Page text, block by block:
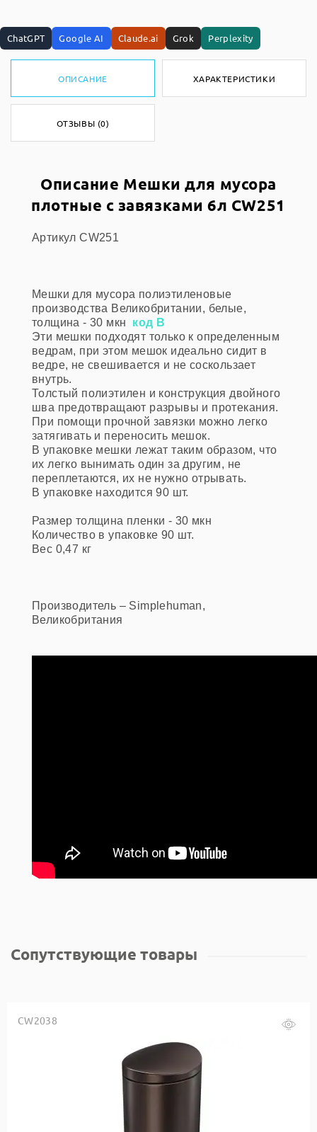
ChatGPT Google AI Claude.ai Grok Perplexity
ОПИСАНИЕ ХАРАКТЕРИСТИКИ
ОТЗЫВЫ (0)
Описание Мешки для мусора
плотные с завязками 6л CW251
Артикул CW251
Мешки для мусора полиэтиленовые
производства Великобритании, белые,
толщина - 30 мкн код В
Эти мешки подходят только к определенным
ведрам, при этом мешок идеально сидит в
ведре, не свешивается и не соскользает
внутрь.
Толстый полиэтилен и конструкция двойного
шва предотвращают разрывы и протекания.
При помощи прочной завязки можно легко
затягивать и переносить мешок.
В упаковке мешки лежат таким образом, что
их легко вынимать один за другим, не
переплетаются, их не нужно отрывать.
В упаковке находится 90 шт.
Размер толщина пленки - 30 мкн
Количество в упаковке 90 шт.
Вес 0,47 кг
Производитель – Simplehuman,
Великобритания
Сопутствующие товары
CW2038